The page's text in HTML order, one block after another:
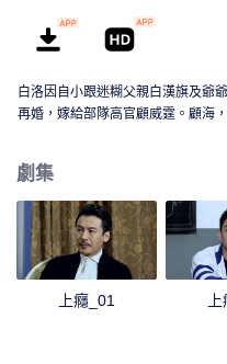
白洛因自小跟迷糊父親白漢旗及爺
再婚，嫁給部隊高官顧威霆。顧海
起了不小的作用。
劇集
上癮_01